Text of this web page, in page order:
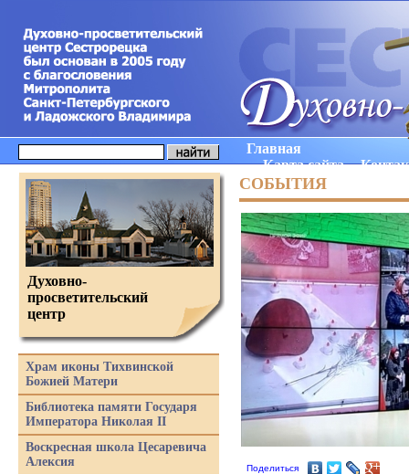
Главная
Карта сайта
СОБЫТИЯ
Поделиться
Духовно-
просветительский
центр
Храм иконы Тихвинской
Божией Матери
Библиотека памяти Государя
Императора Николая II
Воскресная школа Цесаревича
Алексия